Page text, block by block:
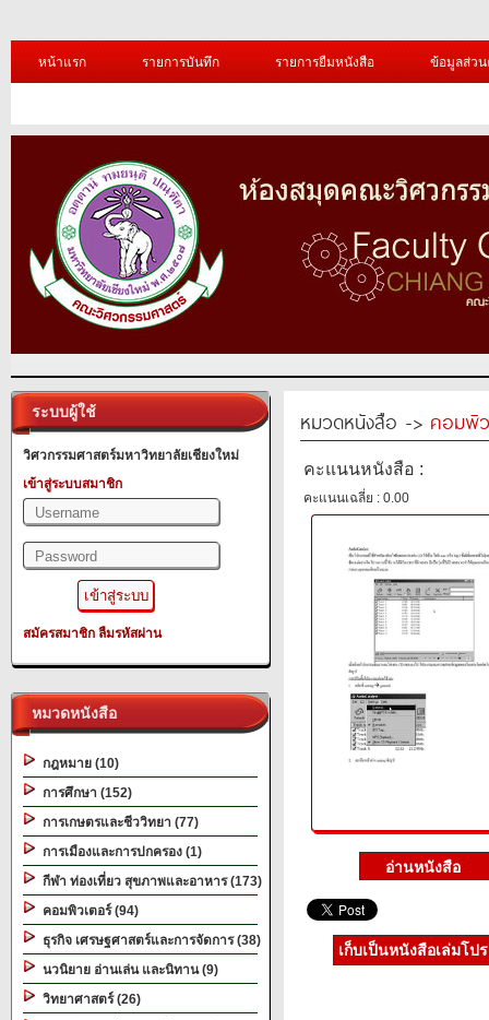
หน้าแรก รายการบันทึก รายการยืมหนังสือ ข้อมูลส่ว
ระบบผู้ใช้
วิศวกรรมศาสตร์มหาวิทยาลัยเชียงใหม่
เข้าสู่ระบบสมาชิก
สมัครสมาชิก ลืมรหัสผ่าน
หมวดหนังสือ
กฎหมาย (10)
การศึกษา (152)
การเกษตรและชีววิทยา (77)
การเมืองและการปกครอง (1)
กีฬา ท่องเที่ยว สุขภาพและอาหาร (173)
คอมพิวเตอร์ (94)
ธุรกิจ เศรษฐศาสตร์และการจัดการ (38)
นวนิยาย อ่านเล่น และนิทาน (9)
วิทยาศาสตร์ (26)
หมวดหนังสือ -> คอมพิ
คะแนนหนังสือ :
คะแนนเฉลี่ย : 0.00
เก็บเป็นหนังสือเล่มโป